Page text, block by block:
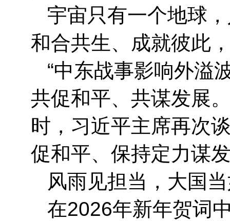
宇宙只有一个地球
和合共生、成就彼此
“中东战事影响外溢
共促和平、共谋发展
时，习近平主席再次
促和平、保持定力谋
风雨见担当，大国
在2026年新年贺词